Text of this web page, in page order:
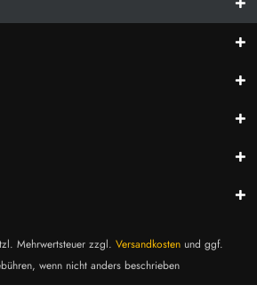
Mehrwertsteuer zzgl. Versandkostenund ggf.
wenn nicht anders beschrieben